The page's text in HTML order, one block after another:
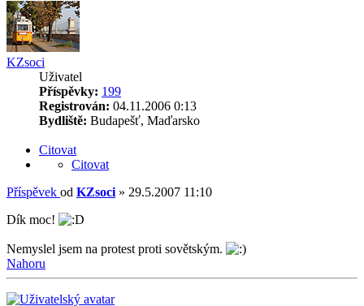
KZsoci
Uživatel
Příspěvky: 199
Registrován: 04.11.2006 0:13
Bydliště: Budapešť, Maďarsko
Citovat
Citovat
Příspěvek od KZsoci » 29.5.2007 11:10
Dík moc!
Nemyslel jsem na protest proti sovětským.
Nahoru